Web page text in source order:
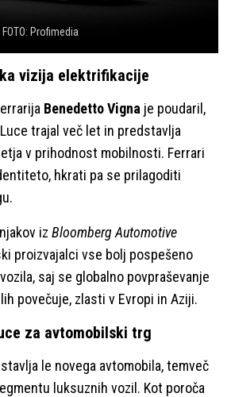
FOTO: Profimedia
vizija elektrifikacije
Benedetto Vigna je poudaril,
trajal več let in predstavlja
v prihodnost mobilnosti. Ferrari
hkrati pa se prilagoditi
iz Bloomberg Automotive
proizvajalci vse bolj pospešeno
saj se globalno povpraševanje
povečuje, zlasti v Evropi in Aziji.
za avtomobilski trg
le novega avtomobila, temveč
luksuznih vozil. Kot poroča